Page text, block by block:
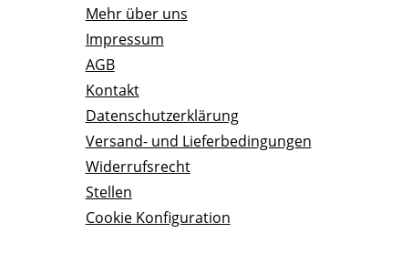
Mehr über uns
Impressum
AGB
Kontakt
Datenschutzerklärung
Versand- und Lieferbedingungen
Widerrufsrecht
Stellen
Cookie Konfiguration